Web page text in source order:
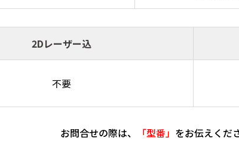
2Dレーザー込
不要
お問合せの際は、 「型番」 をお伝えくだ